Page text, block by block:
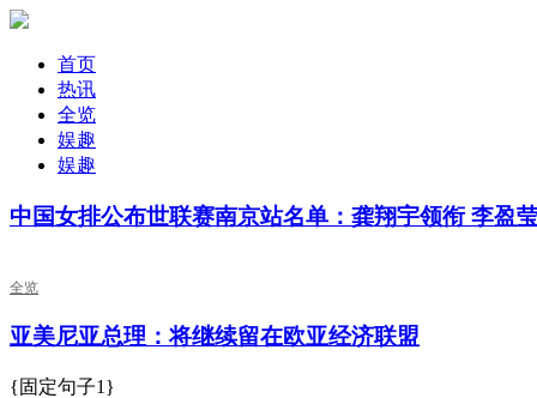
首页
热讯
全览
娱趣
娱趣
中国女排公布世联赛南京站名单：龚翔宇领衔 李盈
全览
亚美尼亚总理：将继续留在欧亚经济联盟
{固定句子1}